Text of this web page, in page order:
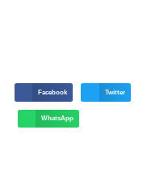
Facebook Twitter
WhatsApp